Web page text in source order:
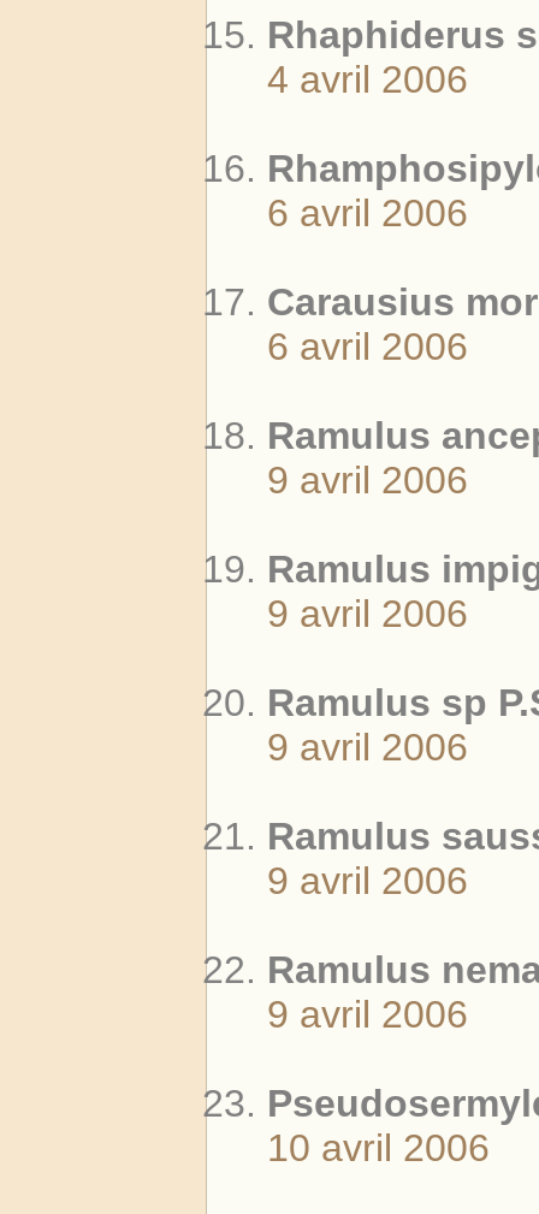
Rhaphiderus
4 avril 2006
6 avril 2006
Carausius
6 avril 2006
Ramulus
9 avril 2006
Ramulus
9 avril 2006
Ramulus sp
9 avril 2006
Ramulus
9 avril 2006
Ramulus
9 avril 2006
10 avril 2006